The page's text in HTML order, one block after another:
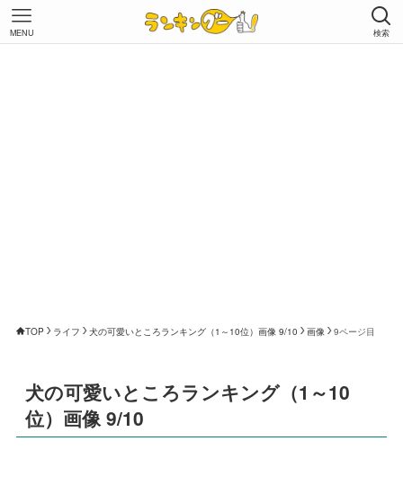
検索
MENU
TOP ライフ 犬の可愛いところランキング（1～10位）画像 9/10 画像 9ページ目
犬の可愛いところランキング（1～10
位）画像 9/10